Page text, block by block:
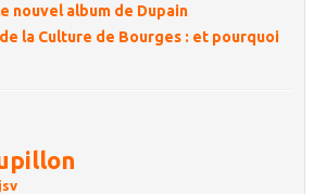
nouvel album de Dupain
la Culture de Bourges : et pourquoi